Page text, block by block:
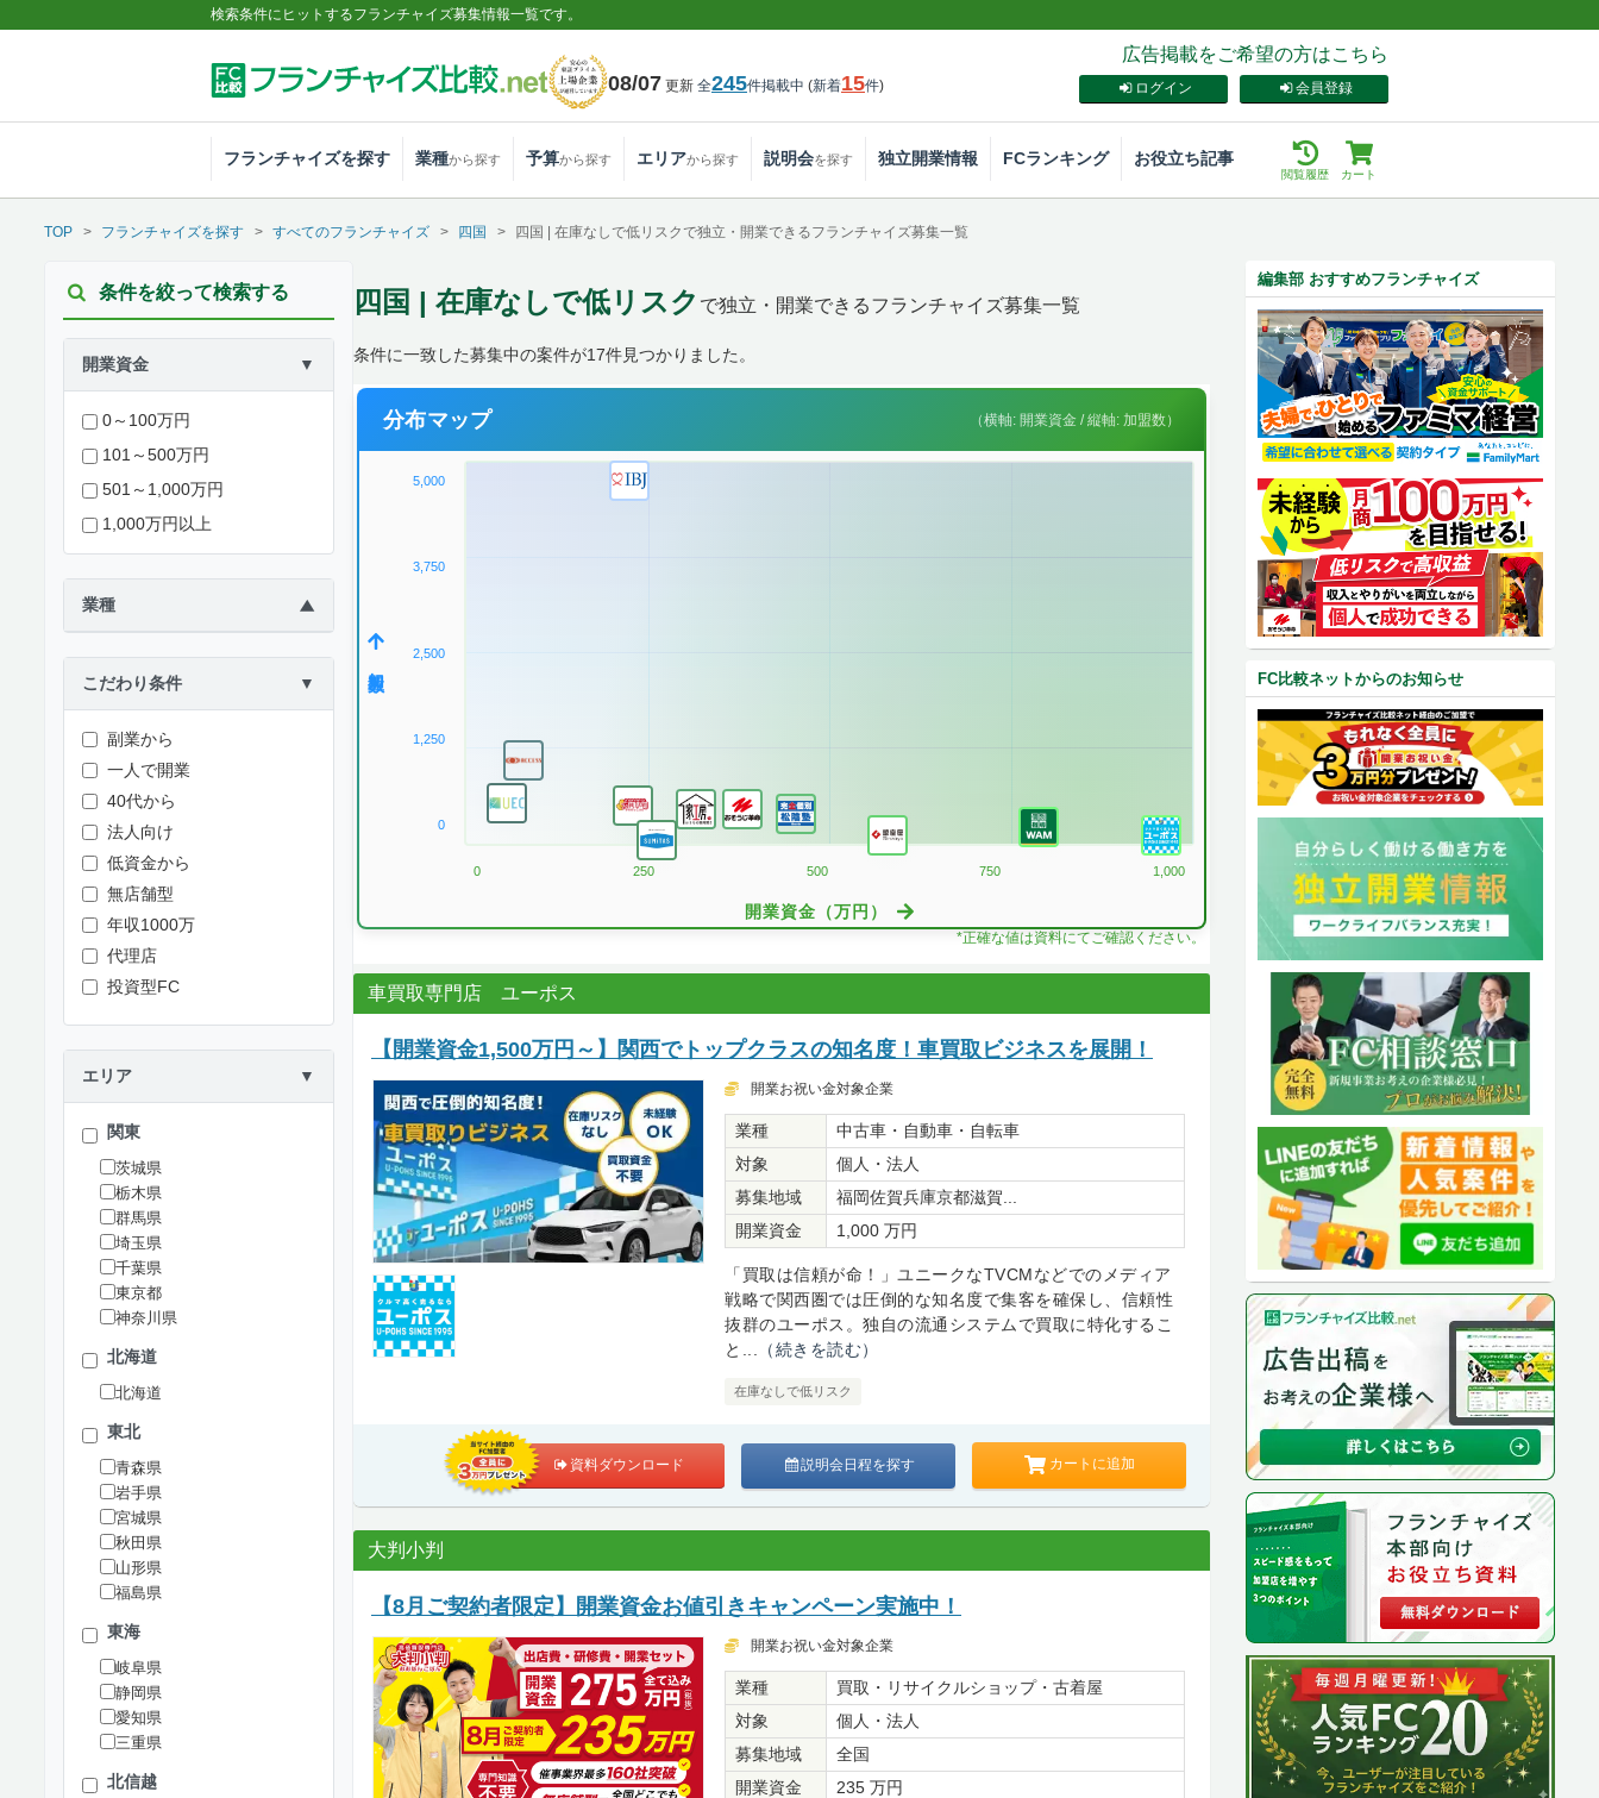
検索条件にヒットするフランチャイズ募集情報一覧です。
08/07 更新 全245件掲載中 (新着15件)
広告掲載をご希望の方はこちら
会員登録
ログイン
フランチャイズを探す 業種から探す 予算から探す エリアから探す 説明会を探す 独立開業情報 FCランキング お役立ち記事
カート
閲覧履歴
TOP フランチャイズを探す すべてのフランチャイズ 四国 四国 | 在庫なしで低リスクで独立・開業できるフランチャイズ募集一覧
条件を絞って検索する
開業資金 ▼
0～100万円
101～500万円
501～1,000万円
1,000万円以上
業種 ▶
こだわり条件 ▼
副業から
一人で開業
40代から
法人向け
低資金から
無店舗型
年収1000万
代理店
投資型FC
エリア ▼
関東
茨城県
栃木県
群馬県
埼玉県
千葉県
東京都
神奈川県
北海道
北海道
東北
青森県
岩手県
宮城県
秋田県
山形県
福島県
東海
岐阜県
静岡県
愛知県
三重県
北信越
四国 | 在庫なしで低リスク で独立・開業できるフランチャイズ募集一覧
条件に一致した募集中の案件が17件見つかりました。
分布マップ （横軸: 開業資金 / 縦軸: 加盟数）
5,000
3,750
2,500
1,250
0
0 250 500 750 1,000
開業資金（万円）
*正確な値は資料にてご確認ください。
車買取専門店 ユーポス
【開業資金1,500万円～】関西でトップクラスの知名度！車買取ビジネスを展開！
開業お祝い金対象企業
業種
中古車・自動車・自転車
対象
個人・法人
募集地域
福岡佐賀兵庫京都滋賀...
開業資金
1,000 万円
「買取は信頼が命！」ユニークなTVCMなどでのメディア
戦略で関西圏では圧倒的な知名度で集客を確保し、信頼性
抜群のユーポス。独自の流通システムで買取に特化するこ
と...
（続きを読む）
在庫なしで低リスク
資料ダウンロード 説明会日程を探す カートに追加
大判小判
【8月ご契約者限定】開業資金お値引きキャンペーン実施中！
開業お祝い金対象企業
業種
買取・リサイクルショップ・古着屋
対象
個人・法人
募集地域
全国
開業資金
235 万円
編集部 おすすめフランチャイズ
FC比較ネットからのお知らせ